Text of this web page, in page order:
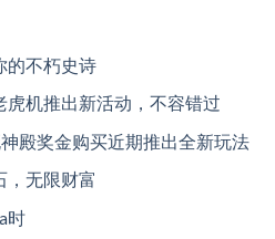
的不朽史诗
机推出新活动，不容错过
殿奖金购买近期推出全新玩法
，无限财富
时